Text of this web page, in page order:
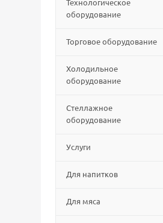
Технологическое
оборудование
Торговое оборудование
Холодильное
оборудование
Стеллажное
оборудование
Услуги
Для напитков
Для мяса